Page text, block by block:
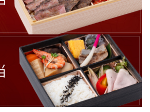
HISTORY
注文履歴
GUIDE
ショッピングガイド
TOPICS
お知らせ
BLOG
ブログ